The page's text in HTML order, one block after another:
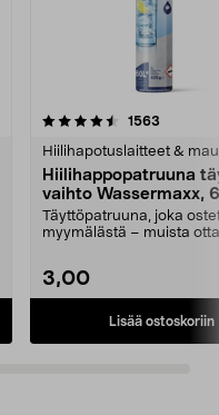
1563
Hiilihapotuslaitteet &
Hiilihappopatruuna
vaihto Wassermaxx,
Täyttöpatruuna, joka
myymälästä – muista
3,00
Lisää ostoskoriin
4.5viidestä